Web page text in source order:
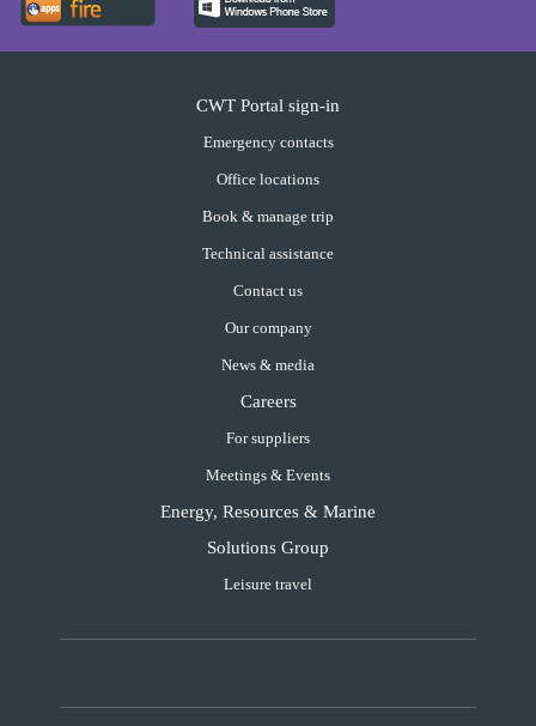
CWT Portal sign-in
Emergency contacts
Office locations
Book & manage trip
Technical assistance
Contact us
Our company
News & media
Careers
For suppliers
Meetings & Events
Energy, Resources & Marine
Solutions Group
Leisure travel